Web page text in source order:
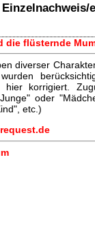
Einzelnachweis/e
die flüsternde
diverser
hier korrigiert.
oder
etc.)